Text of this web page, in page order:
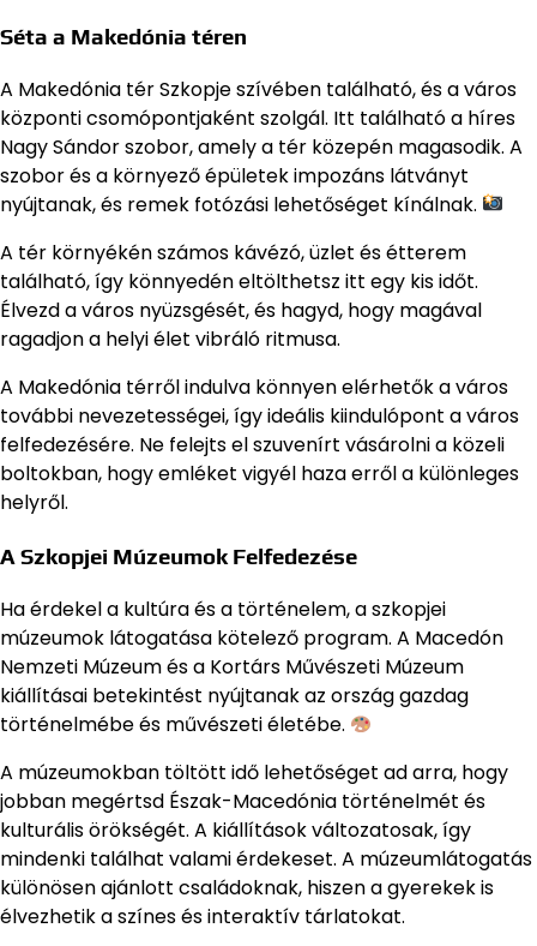
Séta a Makedónia téren
A Makedónia tér Szkopje szívében található, és a város
központi csomópontjaként szolgál. Itt található a híres
Nagy Sándor szobor, amely a tér közepén magasodik. A
szobor és a környező épületek impozáns látványt
nyújtanak, és remek fotózási lehetőséget kínálnak.
A tér környékén számos kávézó, üzlet és étterem
található, így könnyedén eltölthetsz itt egy kis időt.
Élvezd a város nyüzsgését, és hagyd, hogy magával
ragadjon a helyi élet vibráló ritmusa.
A Makedónia térről indulva könnyen elérhetők a város
további nevezetességei, így ideális kiindulópont a város
felfedezésére. Ne felejts el szuvenírt vásárolni a közeli
boltokban, hogy emléket vigyél haza erről a különleges
helyről.
A Szkopjei Múzeumok Felfedezése
Ha érdekel a kultúra és a történelem, a szkopjei
múzeumok látogatása kötelező program. A Macedón
Nemzeti Múzeum és a Kortárs Művészeti Múzeum
kiállításai betekintést nyújtanak az ország gazdag
történelmébe és művészeti életébe.
A múzeumokban töltött idő lehetőséget ad arra, hogy
jobban megértsd Észak-Macedónia történelmét és
kulturális örökségét. A kiállítások változatosak, így
mindenki találhat valami érdekeset. A múzeumlátogatás
különösen ajánlott családoknak, hiszen a gyerekek is
élvezhetik a színes és interaktív tárlatokat.